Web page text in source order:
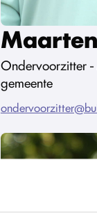
Ondervoorzitter
gemeente